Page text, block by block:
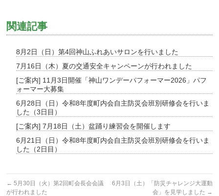
関連記事
8月2日（日）第4回神山ふれあいサロンを行いました
7月16日（木）夏の交通安全キャンペーンが行われました
[ご案内] 11月3日開催「神山ワンデーパフォーマー2026」パフ
ォーマー大募集
6月28日（日）令和8年度町内会自主防災会班別研修会を行いま
した（3日目）
[ご案内] 7月18日（土）盆踊り練習会を開催します
6月21日（日）令和8年度町内会自主防災会班別研修会を行いま
した（2日目）
← 5月30日（火）第2回町会長会会議
が行われました
6月3日（土）「防災チャレンジ大運動
会」を見学しました →